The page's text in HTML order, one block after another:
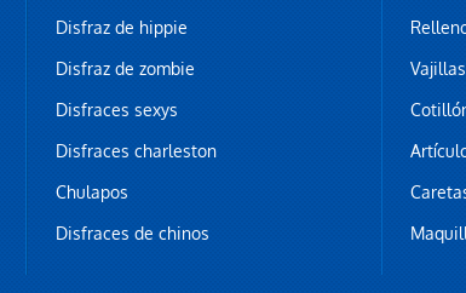
Disfraz de hippie
Disfraz de zombie
Disfraces sexys
Disfraces charleston
Chulapos
Disfraces de chinos
Vajillas